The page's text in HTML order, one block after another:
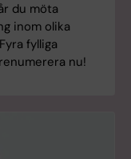
du möta
inom olika
fylliga
nu!